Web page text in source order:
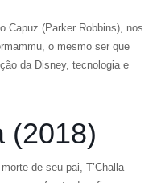
Capuz (Parker Robbins), nos
o mesmo ser que
da Disney, tecnologia e
(2018)
de seu pai, T’Challa